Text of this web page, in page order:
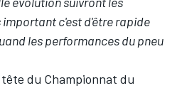
important c'est d'être rapide
les performances du pneu
du Championnat du